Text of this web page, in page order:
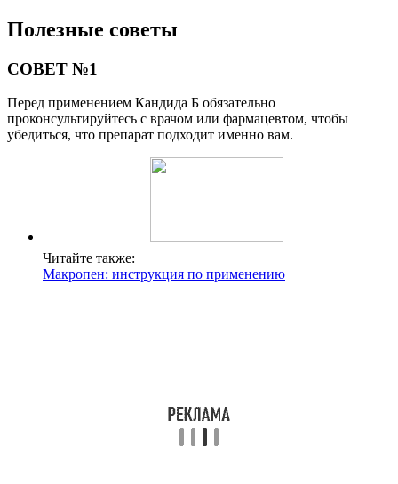
Полезные советы
СОВЕТ №1
Перед применением Кандида Б обязательно
проконсультируйтесь с врачом или фармацевтом, чтобы
убедиться, что препарат подходит именно вам.
Читайте также:
Макропен: инструкция по применению